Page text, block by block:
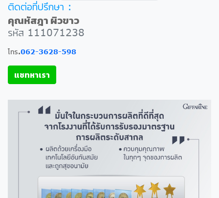
ติดต่อที่ปรึกษา :
คุณหัสฎา ผิวขาว
รหัส 111071238
โทร.062-3628-598
แชทหาเรา